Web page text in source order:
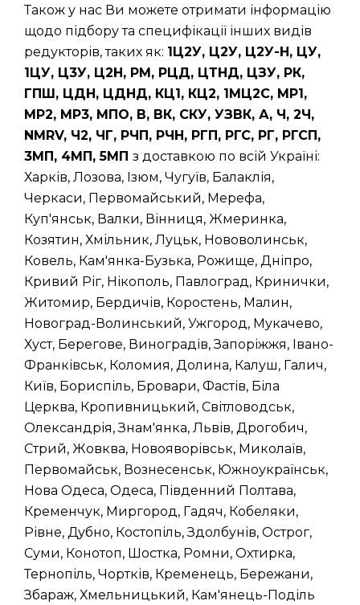
Також у нас Ви можете отримати інформацію
щодо підбору та специфікації інших видів
редукторів, таких як: 1Ц2У, Ц2У, Ц2У-Н, ЦУ,
1ЦУ, Ц3У, Ц2Н, РМ, РЦД, ЦТНД, ЦЗУ, РК,
ГПШ, ЦДН, ЦДНД, КЦ1, КЦ2, 1МЦ2С, МР1,
МР2, МР3, МПО, В, ВК, СКУ, УЗВК, А, Ч, 2Ч,
NMRV, Ч2, ЧГ, РЧП, РЧН, РГП, РГС, РГ, РГСП,
3МП, 4МП, 5МП з доставкою по всій Україні:
Харків, Лозова, Ізюм, Чугуїв, Балаклія,
Черкаси, Первомайський, Мерефа,
Куп'янськ, Валки, Вінниця, Жмеринка,
Козятин, Хмільник, Луцьк, Нововолинськ,
Ковель, Кам'янка-Бузька, Рожище, Дніпро,
Кривий Ріг, Нікополь, Павлоград, Кринички,
Житомир, Бердичів, Коростень, Малин,
Новоград-Волинський, Ужгород, Мукачево,
Хуст, Берегове, Виноградів, Запоріжжя, Івано-
Франківськ, Коломия, Долина, Калуш, Галич,
Київ, Бориспіль, Бровари, Фастів, Біла
Церква, Кропивницький, Світловодськ,
Олександрія, Знам'янка, Львів, Дрогобич,
Стрий, Жовква, Новояворівськ, Миколаїв,
Первомайськ, Вознесенськ, Южноукраїнськ,
Нова Одеса, Одеса, Південний Полтава,
Кременчук, Миргород, Гадяч, Кобеляки,
Рівне, Дубно, Костопіль, Здолбунів, Острог,
Суми, Конотоп, Шостка, Ромни, Охтирка,
Тернопіль, Чортків, Кременець, Бережани,
Збараж, Хмельницький, Кам'янець-Поділь